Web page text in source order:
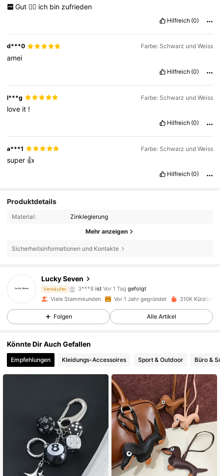
Gut 👍🏻 ich bin zufrieden
Hilfreich (0)
d***0 Farbe: Schwarz und Weiss
amei
Hilfreich (0)
l***g Farbe: Schwarz und Weiss
love it !
Hilfreich (0)
a***1 Farbe: Schwarz und Weiss
super 👍
Hilfreich (0)
Produktdetails
Material: Zinklegierung
Mehr anzeigen
Sicherheitsinformationen und Kontakte
Lucky Seven
Verkäufer
3***8
n***tist am Durchsuchen
4,91
7.1K Follower
4,91 7.1K Follower
7.1K Follower
4,91 7.1K Follower
7.1K Follower
Viele Stammkunden Vor 1 Jahr gegründet 310K Kürzlich
Folgen Alle Artikel
Könnte Dir Auch Gefallen
Empfehlungen Kleidungs-Accessoires Sport & Outdoor Büro &